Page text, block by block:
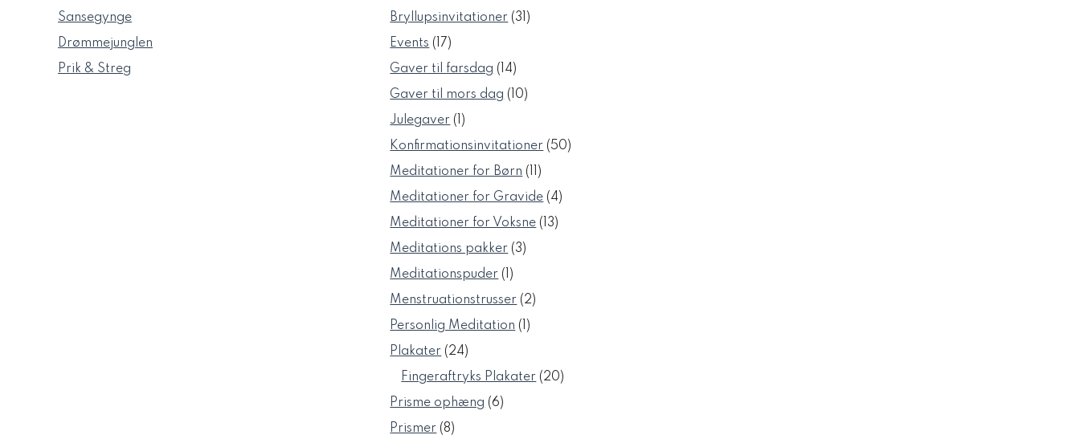
Sansegynge
Drømmejunglen
Prik & Streg
varer
Bryllupsinvitationer 31 31
Events 1717
varer
Gaver til farsdag 1414
varer
Gaver til mors dag 1010
Julegaver
1
vare
Konfirmationsinvitationer 5050
Meditationer for Børn
11
varer
Meditationer for Gravide 44
Meditationer for Voksne 1313
Meditations pakker 33
Meditationspuder
1
vare
Menstruationstrusser 22
Personlig Meditation
1
Plakater 2424
varer
Fingeraftryks Plakater 2020
Prisme ophæng 66
Prismer 88